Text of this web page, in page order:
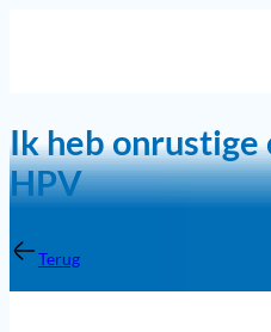
Ik heb onrustige
HPV
Terug